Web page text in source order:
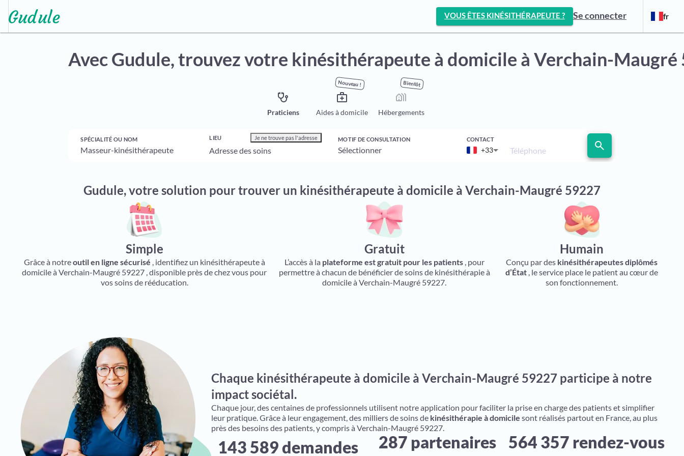
VOUS ÊTES KINÉSITHÉRAPEUTE ? Se connecter fr
Avec Gudule,trouvez votre kinésithérapeute à domicile à Verchain-Maugré
stethoscope
Praticiens
Nouveau !
medical_services
Aides à domicile
Bientôt
holiday_village
Hébergements
SPÉCIALITÉ OU NOM LIEU Je ne trouve pas l'adresse MOTIF DE CONSULTATION CONTACT
+33 Téléphone search
Gudule, votre solution pour trouver un kinésithérapeute à domicile à Verchain-Maugré 59227
Simple
Grâce à notreoutil en ligne sécurisé , identifiez un kinésithérapeute à
domicile à Verchain-Maugré 59227 , disponible près de chez vous pour
vos soins de rééducation.
Gratuit
L’accès à la plateforme est gratuit pour les patients, pour
permettre à chacun de bénéficier de soins de kinésithérapie à
domicile à Verchain-Maugré 59227.
Humain
Conçu par des kinésithérapeutes diplômés
d’État , le service place le patient au cœur de
son fonctionnement.
Chaque kinésithérapeute à domicile à Verchain-Maugré 59227 participe à notre
impact sociétal.
Chaque jour, des centaines de professionnels utilisent notre application pour faciliter la prise en charge des patients et simplifier
leur pratique. Grâce à leur engagement, des milliers de soins de kinésithérapie à domicile sont réalisés partout en France, au plus
près des besoins des patients, y compris à Verchain-Maugré 59227.
143 589 demandes 287 partenaires 564 357 rendez-vous